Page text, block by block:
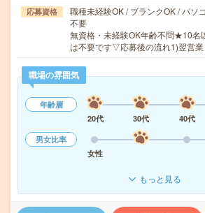
応募資格
職種未経験OK / ブランクOK / パソ
不要
無資格・未経験OK年齢不問★10
は不要です▽応募後の流れ1)翌営
職場の雰囲気
年齢層
20代
30代 40代
男女比率
女性
もっと見る